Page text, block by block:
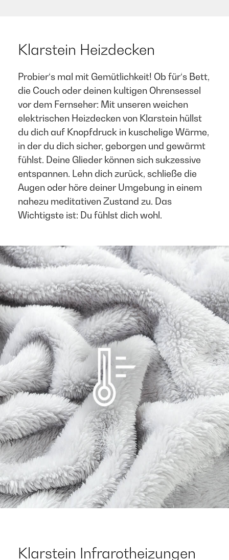
Klarstein Heizdecken
Probier‘s mal mit Gemütlichkeit! Ob für‘s Bett,
die Couch oder deinen kultigen Ohrensessel
vor dem Fernseher: Mit unseren weichen
elektrischen Heizdecken von Klarstein hüllst
du dich auf Knopfdruck in kuschelige Wärme,
in der du dich sicher, geborgen und gewärmt
fühlst. Deine Glieder können sich sukzessive
entspannen. Lehn dich zurück, schließe die
Augen oder höre deiner Umgebung in einem
nahezu meditativen Zustand zu. Das
Wichtigste ist: Du fühlst dich wohl.
Klarstein Infrarotheizungen